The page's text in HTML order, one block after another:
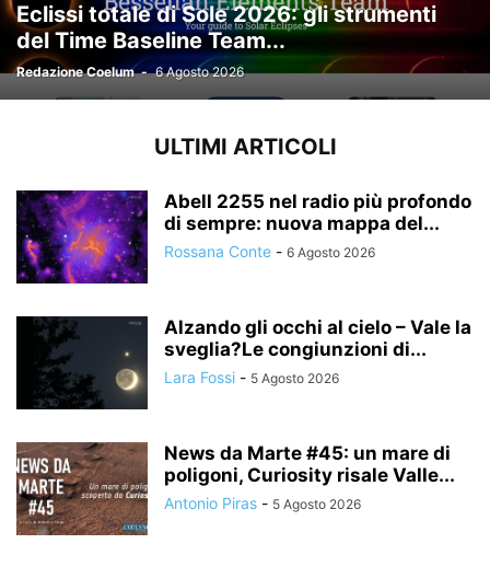
Eclissi totale di Sole 2026: gli strumenti
del Time Baseline Team...
Redazione Coelum - 6 Agosto 2026
ULTIMI ARTICOLI
Abell 2255 nel radio più profondo
di sempre: nuova mappa del...
Rossana Conte - 6 Agosto 2026
Alzando gli occhi al cielo – Vale la
sveglia?Le congiunzioni di...
Lara Fossi - 5 Agosto 2026
News da Marte #45: un mare di
poligoni, Curiosity risale Valle...
Antonio Piras - 5 Agosto 2026